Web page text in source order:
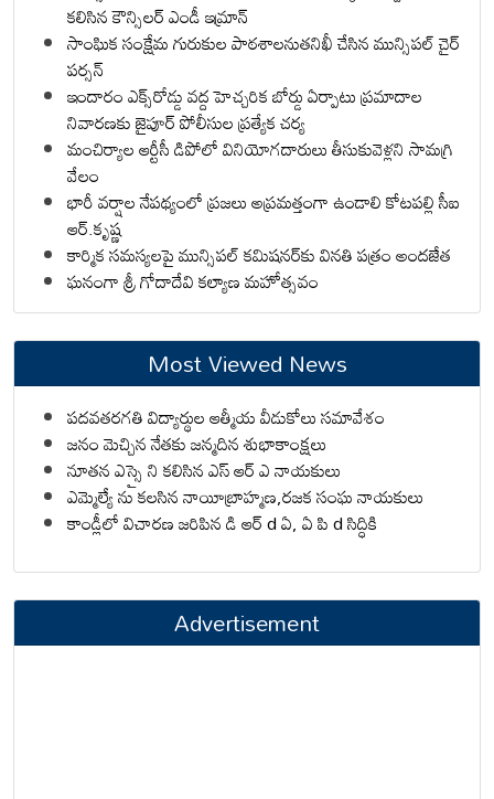
కలిసిన కౌన్సిలర్ ఎండీ ఇమ్రాన్ ​
సాంఘిక సంక్షేమ గురుకుల పాఠశాలనుతనిఖీ చేసిన మున్సిపల్ చైర్
పర్సన్
ఇందారం ఎక్స్‌రోడ్డు వద్ద హెచ్చరిక బోర్డు ఏర్పాటు ప్రమాదాల
నివారణకు జైపూర్ పోలీసుల ప్రత్యేక చర్య
మంచిర్యాల ఆర్టీసీ డిపోలో వినియోగదారులు తీసుకువెళ్లని సామగ్రి
వేలం
భారీ వర్షాల నేపథ్యంలో ప్రజలు అప్రమత్తంగా ఉండాలి కోటపల్లి సీఐ
ఆర్.కృష్ణ
కార్మిక సమస్యలపై మున్సిపల్ కమిషనర్‌కు వినతి పత్రం అందజేత
ఘనంగా శ్రీ గోదాదేవి కల్యాణ మహోత్సవం
Most Viewed News
పదవతరగతి విద్యార్థుల ఆత్మీయ వీడుకోలు సమావేశం
జనం మెచ్చిన నేతకు జన్మదిన శుభాకాంక్షలు
నూతన ఎస్సై ని కలిసిన ఎస్ ఆర్ ఎ నాయకులు
ఎమ్మెల్యే ను కలసిన నాయీబ్రాహ్మణ,రజక సంఘ నాయకులు
కాండ్లీలో విచారణ జరిపిన డి ఆర్ d ఏ, ఏ పి d సిద్ధికి
Advertisement